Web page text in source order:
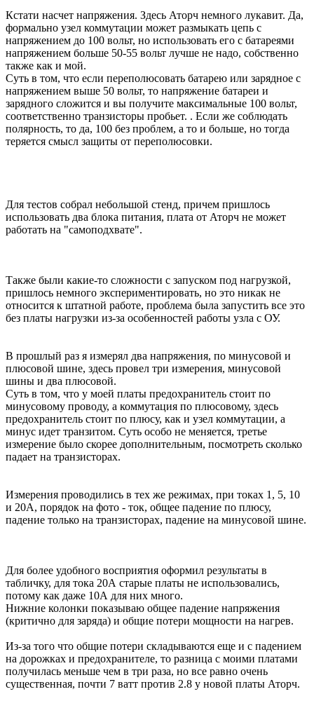
Кстати насчет напряжения. Здесь Аторч немного лукавит. Да,
формально узел коммутации может размыкать цепь с
напряжением до 100 вольт, но использовать его с батареями
напряжением больше 50-55 вольт лучше не надо, собственно
также как и мой.
Суть в том, что если переполюсовать батарею или зарядное с
напряжением выше 50 вольт, то напряжение батареи и
зарядного сложится и вы получите максимальные 100 вольт,
соответственно транзисторы пробьет. . Если же соблюдать
полярность, то да, 100 без проблем, а то и больше, но тогда
теряется смысл защиты от переполюсовки.
Для тестов собрал небольшой стенд, причем пришлось
использовать два блока питания, плата от Аторч не может
работать на "самоподхвате".
Также были какие-то сложности с запуском под нагрузкой,
пришлось немного экспериментировать, но это никак не
относится к штатной работе, проблема была запустить все это
без платы нагрузки из-за особенностей работы узла с ОУ.
В прошлый раз я измерял два напряжения, по минусовой и
плюсовой шине, здесь провел три измерения, минусовой
шины и два плюсовой.
Суть в том, что у моей платы предохранитель стоит по
минусовому проводу, а коммутация по плюсовому, здесь
предохранитель стоит по плюсу, как и узел коммутации, а
минус идет транзитом. Суть особо не меняется, третье
измерение было скорее дополнительным, посмотреть сколько
падает на транзисторах.
Измерения проводились в тех же режимах, при токах 1, 5, 10
и 20А, порядок на фото - ток, общее падение по плюсу,
падение только на транзисторах, падение на минусовой шине.
Для более удобного восприятия оформил результаты в
табличку, для тока 20А старые платы не использовались,
потому как даже 10А для них много.
Нижние колонки показываю общее падение напряжения
(критично для заряда) и общие потери мощности на нагрев.
Из-за того что общие потери складываются еще и с падением
на дорожках и предохранителе, то разница с моими платами
получилась меньше чем в три раза, но все равно очень
существенная, почти 7 ватт против 2.8 у новой платы Аторч.